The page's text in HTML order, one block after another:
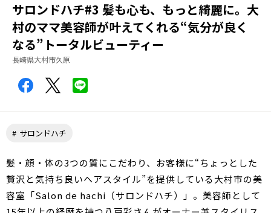
サロンドハチ#3 髪も心も、もっと綺麗に。大
村のママ美容師が叶えてくれる“気分が良く
なる”トータルビューティー
長崎県大村市久原
サロンドハチ
髪・顔・体の3つの質にこだわり、お客様に“ちょっとした
贅沢と気持ち良いヘアスタイル”を提供している大村市の美
容室「Salon de hachi（サロンドハチ）」。美容師として